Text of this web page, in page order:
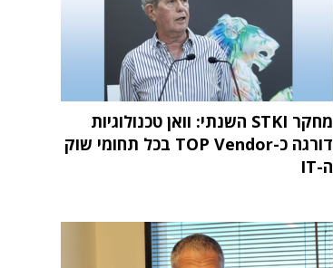
מחקר STKI השנתי: וואן טכנולוגיות
דורגה כ-TOP Vendor בכל תחומי שוק
ה-IT